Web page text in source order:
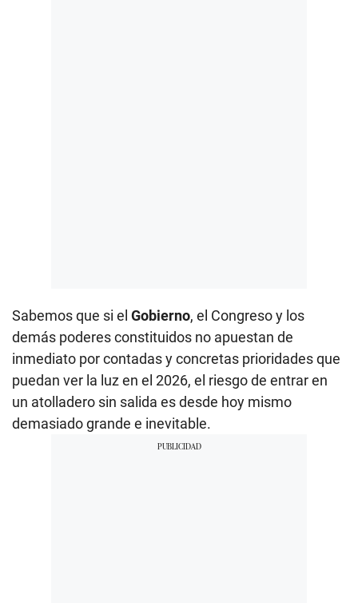
Sabemos que si el Gobierno, el Congreso y los
demás poderes constituidos no apuestan de
inmediato por contadas y concretas prioridades que
puedan ver la luz en el 2026, el riesgo de entrar en
un atolladero sin salida es desde hoy mismo
demasiado grande e inevitable.